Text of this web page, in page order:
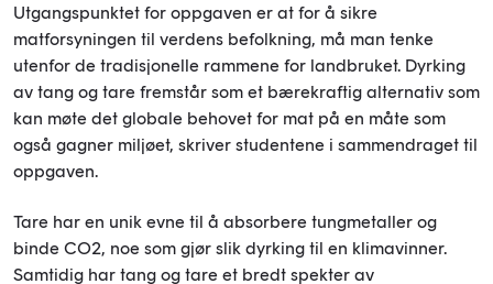
Utgangspunktet for oppgaven er at for å sikre
matforsyningen til verdens befolkning, må man tenke
utenfor de tradisjonelle rammene for landbruket. Dyrking
av tang og tare fremstår som et bærekraftig alternativ som
kan møte det globale behovet for mat på en måte som
også gagner miljøet, skriver studentene i sammendraget til
oppgaven.
Tare har en unik evne til å absorbere tungmetaller og
binde CO2, noe som gjør slik dyrking til en klimavinner.
Samtidig har tang og tare et bredt spekter av